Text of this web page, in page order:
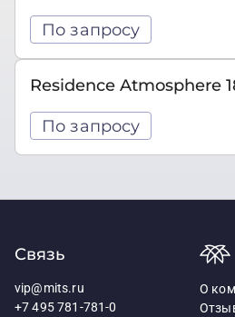
По запросу
Residence Atmosphere
По запросу
Связь
vip@mits.ru
+7 495 781-781-0
О